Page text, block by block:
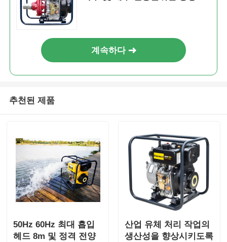
계속하다
추천된 제품
50Hz 60Hz 최대 흡입
헤드 8m 및 정격 전양
산업 유체 처리 작업의
생산성을 향상시키도록